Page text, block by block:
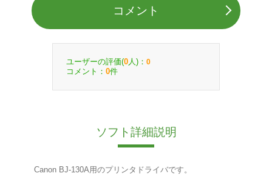
コメント
ユーザーの評価(0 人)： 0
コメント： 0件
ソフト詳細説明
Canon BJ-130A用のプリンタドライバです。